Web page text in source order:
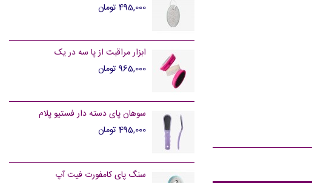
495,000 تومان
ابزار مراقبت از پا سه در یک
965,000 تومان
سوهان پای دسته دار فستیو پلام
495,000 تومان
سنگ پای کامفورت فیت آپ